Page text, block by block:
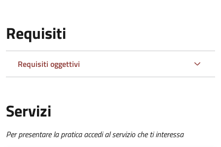
Requisiti
Requisiti oggettivi
Servizi
Per presentare la pratica accedi al servizio che ti interessa